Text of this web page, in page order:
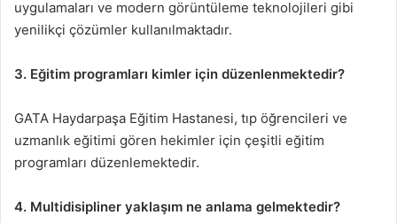
uygulamaları ve modern görüntüleme teknolojileri gibi
yenilikçi çözümler kullanılmaktadır.
3. Eğitim programları kimler için düzenlenmektedir?
GATA Haydarpaşa Eğitim Hastanesi, tıp öğrencileri ve
uzmanlık eğitimi gören hekimler için çeşitli eğitim
programları düzenlemektedir.
4. Multidisipliner yaklaşım ne anlama gelmektedir?